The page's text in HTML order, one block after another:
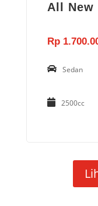
All New
Rp
Sedan
2500cc